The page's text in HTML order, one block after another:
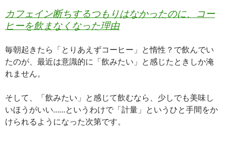
カフェイン断ちするつもりはなかったのに、コー
ヒーを飲まなくなった理由
毎朝起きたら「とりあえずコーヒー」と惰性？で飲んでい
たのが、最近は意識的に「飲みたい」と感じたときしか淹
れません。
そして、「飲みたい」と感じて飲むなら、少しでも美味し
いほうがいい……というわけで「計量」というひと手間をか
けられるようになった次第です。